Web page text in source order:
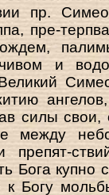
пр.
пре-
и
силы
между
препят-
Бога купно
к Богу